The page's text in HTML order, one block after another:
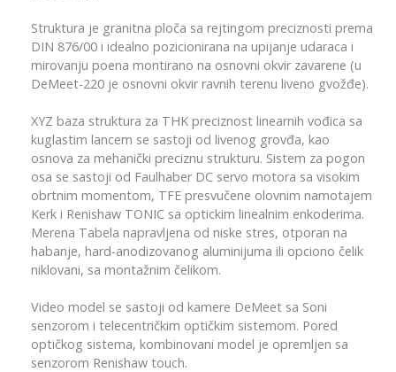
Struktura je granitna ploča sa rejtingom preciznosti prema
DIN 876/00 i idealno pozicionirana na upijanje udaraca i
mirovanju poena montirano na osnovni okvir zavarene (u
DeMeet-220 je osnovni okvir ravnih terenu liveno gvožđe).
XYZ baza struktura za THK preciznost linearnih vođica sa
kuglastim lancem se sastoji od livenog grovđa, kao
osnova za mehanički preciznu strukturu. Sistem za pogon
osa se sastoji od Faulhaber DC servo motora sa visokim
obrtnim momentom, TFE presvučene olovnim namotajem
Kerk i Renishaw TONIC sa optickim linealnim enkoderima.
Merena Tabela napravljena od niske stres, otporan na
habanje, hard-anodizovanog aluminijuma ili opciono čelik
niklovani, sa montažnim čelikom.
Video model se sastoji od kamere DeMeet sa Soni
senzorom i telecentričkim optičkim sistemom. Pored
optičkog sistema, kombinovani model je opremljen sa
senzorom Renishaw touch.